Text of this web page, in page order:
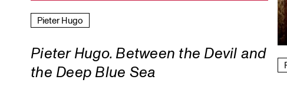
Pieter Hugo
Pieter Hugo. Between the Devil and
the Deep Blue Sea